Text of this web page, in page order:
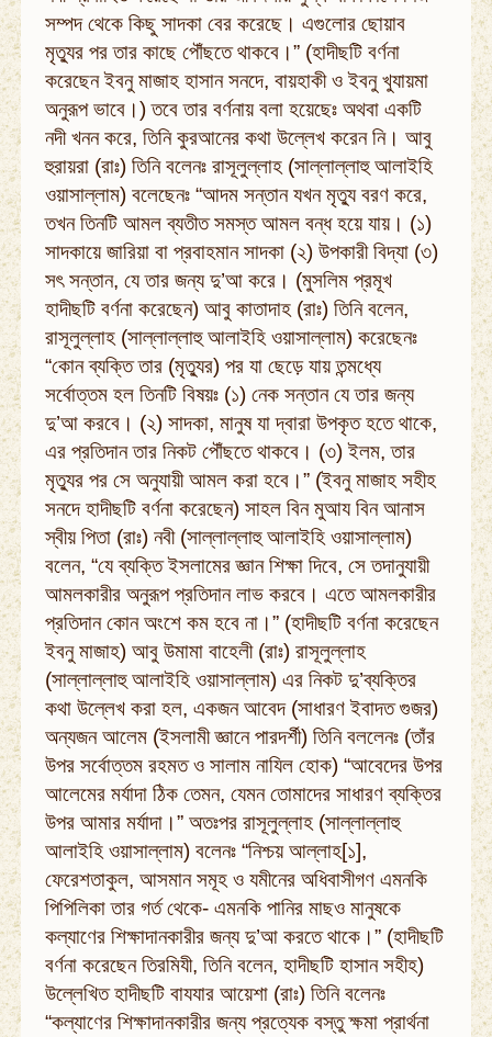
সম্পদ থেকে কিছু সাদকা বের করেছে। এগুলোর ছোয়াব
মৃত্যুর পর তার কাছে পৌঁছতে থাকবে।” (হাদীছটি বর্ণনা
করেছেন ইবনু মাজাহ হাসান সনদে, বায়হাকী ও ইবনু খুযায়মা
অনুরূপ ভাবে।) তবে তার বর্ণনায় বলা হয়েছেঃ অথবা একটি
নদী খনন করে, তিনি কুরআনের কথা উল্লেখ করেন নি। আবু
হুরায়রা (রাঃ) তিনি বলেনঃ রাসূলুল্লাহ (সাল্লাল্লাহু আলাইহি
ওয়াসাল্লাম) বলেছেনঃ “আদম সন্তান যখন মৃত্যু বরণ করে,
তখন তিনটি আমল ব্যতীত সমস্ত আমল বন্ধ হয়ে যায়। (১)
সাদকায়ে জারিয়া বা প্রবাহমান সাদকা (২) উপকারী বিদ্যা (৩)
সৎ সন্তান, যে তার জন্য দু’আ করে। (মুসলিম প্রমূখ
হাদীছটি বর্ণনা করেছেন) আবু কাতাদাহ (রাঃ) তিনি বলেন,
রাসূলুল্লাহ (সাল্লাল্লাহু আলাইহি ওয়াসাল্লাম) করেছেনঃ
“কোন ব্যক্তি তার (মৃত্যুর) পর যা ছেড়ে যায় তন্মধ্যে
সর্বোত্তম হল তিনটি বিষয়ঃ (১) নেক সন্তান যে তার জন্য
দু’আ করবে। (২) সাদকা, মানুষ যা দ্বারা উপকৃত হতে থাকে,
এর প্রতিদান তার নিকট পৌঁছতে থাকবে। (৩) ইলম, তার
মৃত্যুর পর সে অনুযায়ী আমল করা হবে।” (ইবনু মাজাহ সহীহ
সনদে হাদীছটি বর্ণনা করেছেন) সাহল বিন মুআয বিন আনাস
স্বীয় পিতা (রাঃ) নবী (সাল্লাল্লাহু আলাইহি ওয়াসাল্লাম)
বলেন, “যে ব্যক্তি ইসলামের জ্ঞান শিক্ষা দিবে, সে তদানুযায়ী
আমলকারীর অনুরূপ প্রতিদান লাভ করবে। এতে আমলকারীর
প্রতিদান কোন অংশে কম হবে না।” (হাদীছটি বর্ণনা করেছেন
ইবনু মাজাহ) আবু উমামা বাহেলী (রাঃ) রাসূলুল্লাহ
(সাল্লাল্লাহু আলাইহি ওয়াসাল্লাম) এর নিকট দু’ব্যক্তির
কথা উল্লেখ করা হল, একজন আবেদ (সাধারণ ইবাদত গুজর)
অন্যজন আলেম (ইসলামী জ্ঞানে পারদর্শী) তিনি বললেনঃ (তাঁর
উপর সর্বোত্তম রহমত ও সালাম নাযিল হোক) “আবেদের উপর
আলেমের মর্যাদা ঠিক তেমন, যেমন তোমাদের সাধারণ ব্যক্তির
উপর আমার মর্যাদা।” অতঃপর রাসূলুল্লাহ (সাল্লাল্লাহু
আলাইহি ওয়াসাল্লাম) বলেনঃ “নিশ্চয় আল্লাহ[১],
ফেরেশতাকুল, আসমান সমূহ ও যমীনের অধিবাসীগণ এমনকি
পিপিলিকা তার গর্ত থেকে- এমনকি পানির মাছও মানুষকে
কল্যাণের শিক্ষাদানকারীর জন্য দু’আ করতে থাকে।” (হাদীছটি
বর্ণনা করেছেন তিরমিযী, তিনি বলেন, হাদীছটি হাসান সহীহ)
উল্লেখিত হাদীছটি বাযযার আয়েশা (রাঃ) তিনি বলেনঃ
“কল্যাণের শিক্ষাদানকারীর জন্য প্রত্যেক বস্তু ক্ষমা প্রার্থনা